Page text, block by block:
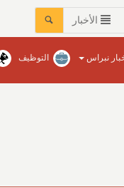
الأخبار
نبراس التوظيف